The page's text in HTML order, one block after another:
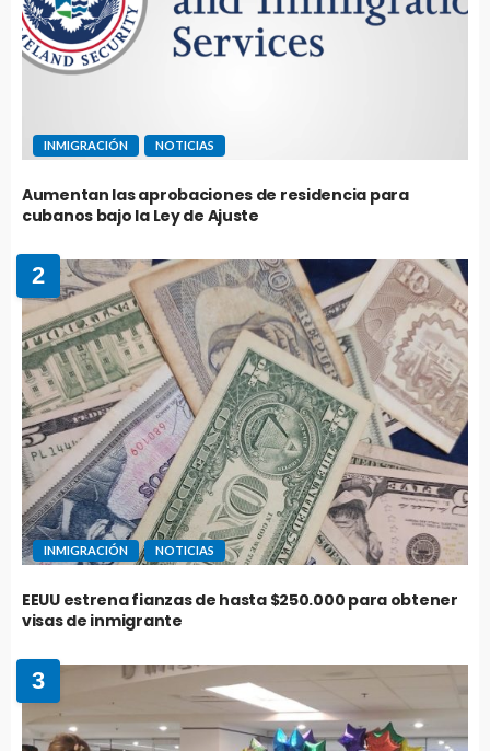
INMIGRACIÓN NOTICIAS
Aumentan las aprobaciones de residencia para
cubanos bajo la Ley de Ajuste
2
INMIGRACIÓN NOTICIAS
EEUU estrena fianzas de hasta $250.000 para obtener
visas de inmigrante
3